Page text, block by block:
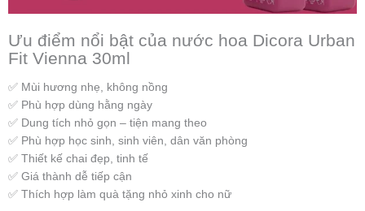
Ưu điểm nổi bật của nước hoa Dicora Urban
Fit Vienna 30ml
✅ Mùi hương nhẹ, không nồng
✅ Phù hợp dùng hằng ngày
✅ Dung tích nhỏ gọn – tiện mang theo
✅ Phù hợp học sinh, sinh viên, dân văn phòng
✅ Thiết kế chai đẹp, tinh tế
✅ Giá thành dễ tiếp cận
✅ Thích hợp làm quà tặng nhỏ xinh cho nữ